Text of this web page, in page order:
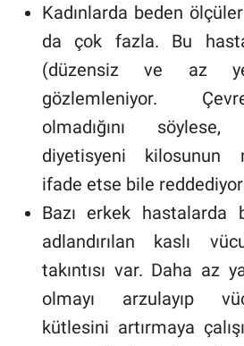
Kadınlarda beden
da çok fazla. Bu
(düzensiz ve az
gözlemleniyor.
olmadığını
diyetisyeni kilosunun
ifade etse bile
Bazı erkek hastalarda
adlandırılan kaslı
takıntısı var. Daha az
olmayı arzulayıp
kütlesini artırmaya